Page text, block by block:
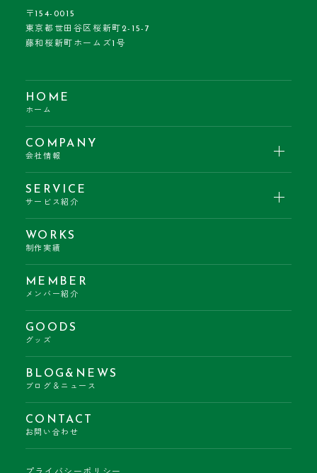
〒154-0015
東京都世田谷区桜新町2-15-7
藤和桜新町ホームズ1号
HOME
ホーム
COMPANY
会社情報
SERVICE
サービス紹介
WORKS
制作実績
MEMBER
メンバー紹介
GOODS
グッズ
BLOG&NEWS
ブログ＆ニュース
CONTACT
お問い合わせ